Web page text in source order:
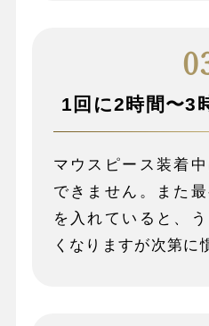
1回に2時間〜3
マウスピース装着
できません。また
を入れていると、
くなりますが次第に